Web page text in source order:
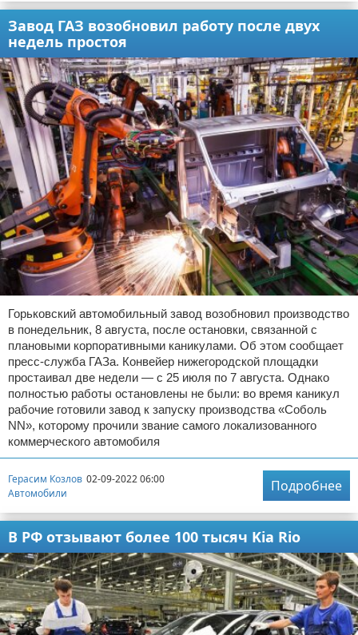
Завод ГАЗ возобновил работу после двух
недель простоя
Горьковский автомобильный завод возобновил производство
в понедельник, 8 августа, после остановки, связанной с
плановыми корпоративными каникулами. Об этом сообщает
пресс-служба ГАЗа. Конвейер нижегородской площадки
простаивал две недели — с 25 июля по 7 августа. Однако
полностью работы остановлены не были: во время каникул
рабочие готовили завод к запуску производства «Соболь
NN», которому прочили звание самого локализованного
коммерческого автомобиля
Герасим Козлов 02-09-2022 06:00
Автомобили
Подробнее
В РФ отзывают более 100 тысяч Kia Rio